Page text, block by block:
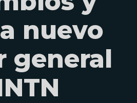
nuevo
general